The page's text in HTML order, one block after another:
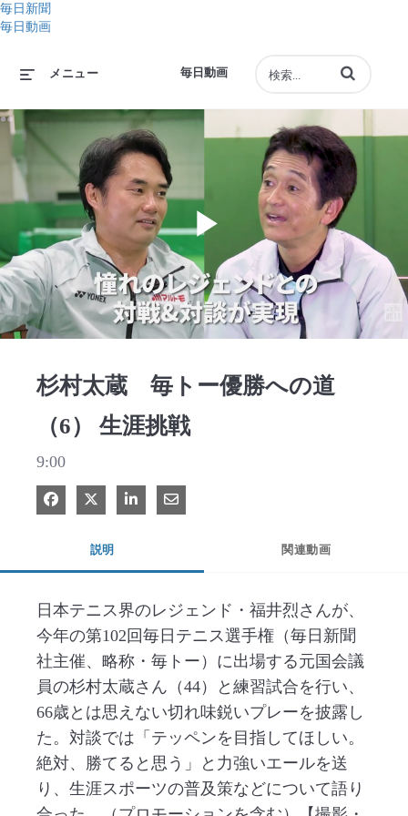
毎日新聞
毎日動画
毎日動画
メニュー 動画の検索語句
Play
杉村太蔵 毎トー優勝への道
（6） 生涯挑戦
9:00
Facebook で共有
Xで共有する
LinkedIn で共有
電子メールで共有
説明 関連動画
日本テニス界のレジェンド・福井烈さんが、
今年の第102回毎日テニス選手権（毎日新聞
社主催、略称・毎トー）に出場する元国会議
員の杉村太蔵さん（44）と練習試合を行い、
66歳とは思えない切れ味鋭いプレーを披露し
た。対談では「テッペンを目指してほしい。
絶対、勝てると思う」と力強いエールを送
り、生涯スポーツの普及策などについて語り